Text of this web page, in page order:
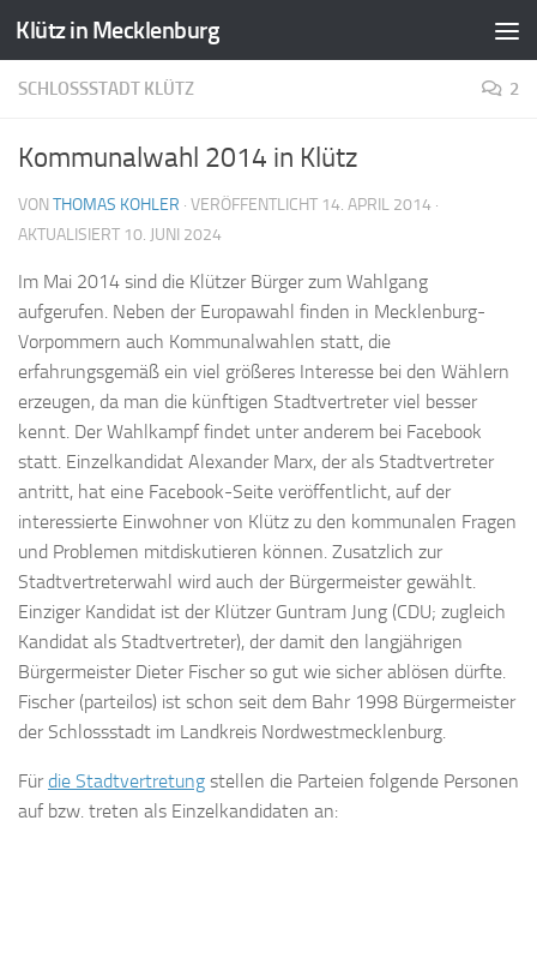
Zum Inhalt springen
Klütz in Mecklenburg
SCHLOSSSTADT KLÜTZ 2
Kommunalwahl 2014 in Klütz
VON THOMAS KOHLER · VERÖFFENTLICHT 14. APRIL 2014 ·
AKTUALISIERT 10. JUNI 2024
Im Mai 2014 sind die Klützer Bürger zum Wahlgang
aufgerufen. Neben der Europawahl finden in Mecklenburg-
Vorpommern auch Kommunalwahlen statt, die
erfahrungsgemäß ein viel größeres Interesse bei den Wählern
erzeugen, da man die künftigen Stadtvertreter viel besser
kennt. Der Wahlkampf findet unter anderem bei Facebook
statt. Einzelkandidat Alexander Marx, der als Stadtvertreter
antritt, hat eine Facebook-Seite veröffentlicht, auf der
interessierte Einwohner von Klütz zu den kommunalen Fragen
und Problemen mitdiskutieren können. Zusatzlich zur
Stadtvertreterwahl wird auch der Bürgermeister gewählt.
Einziger Kandidat ist der Klützer Guntram Jung (CDU; zugleich
Kandidat als Stadtvertreter), der damit den langjährigen
Bürgermeister Dieter Fischer so gut wie sicher ablösen dürfte.
Fischer (parteilos) ist schon seit dem Bahr 1998 Bürgermeister
der Schlossstadt im Landkreis Nordwestmecklenburg.
Fürdie Stadtvertretung stellen die Parteien folgende Personen
auf bzw. treten als Einzelkandidaten an: